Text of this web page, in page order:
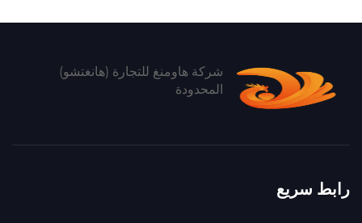
شركة هاومنغ للتجارة (هانغتشو)
المحدودة
رابط سريع